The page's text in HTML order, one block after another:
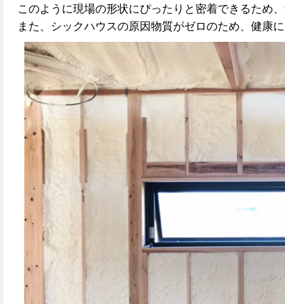
このように現場の形状にぴったりと密着できるため
また、シックハウスの原因物質がゼロのため、健康に